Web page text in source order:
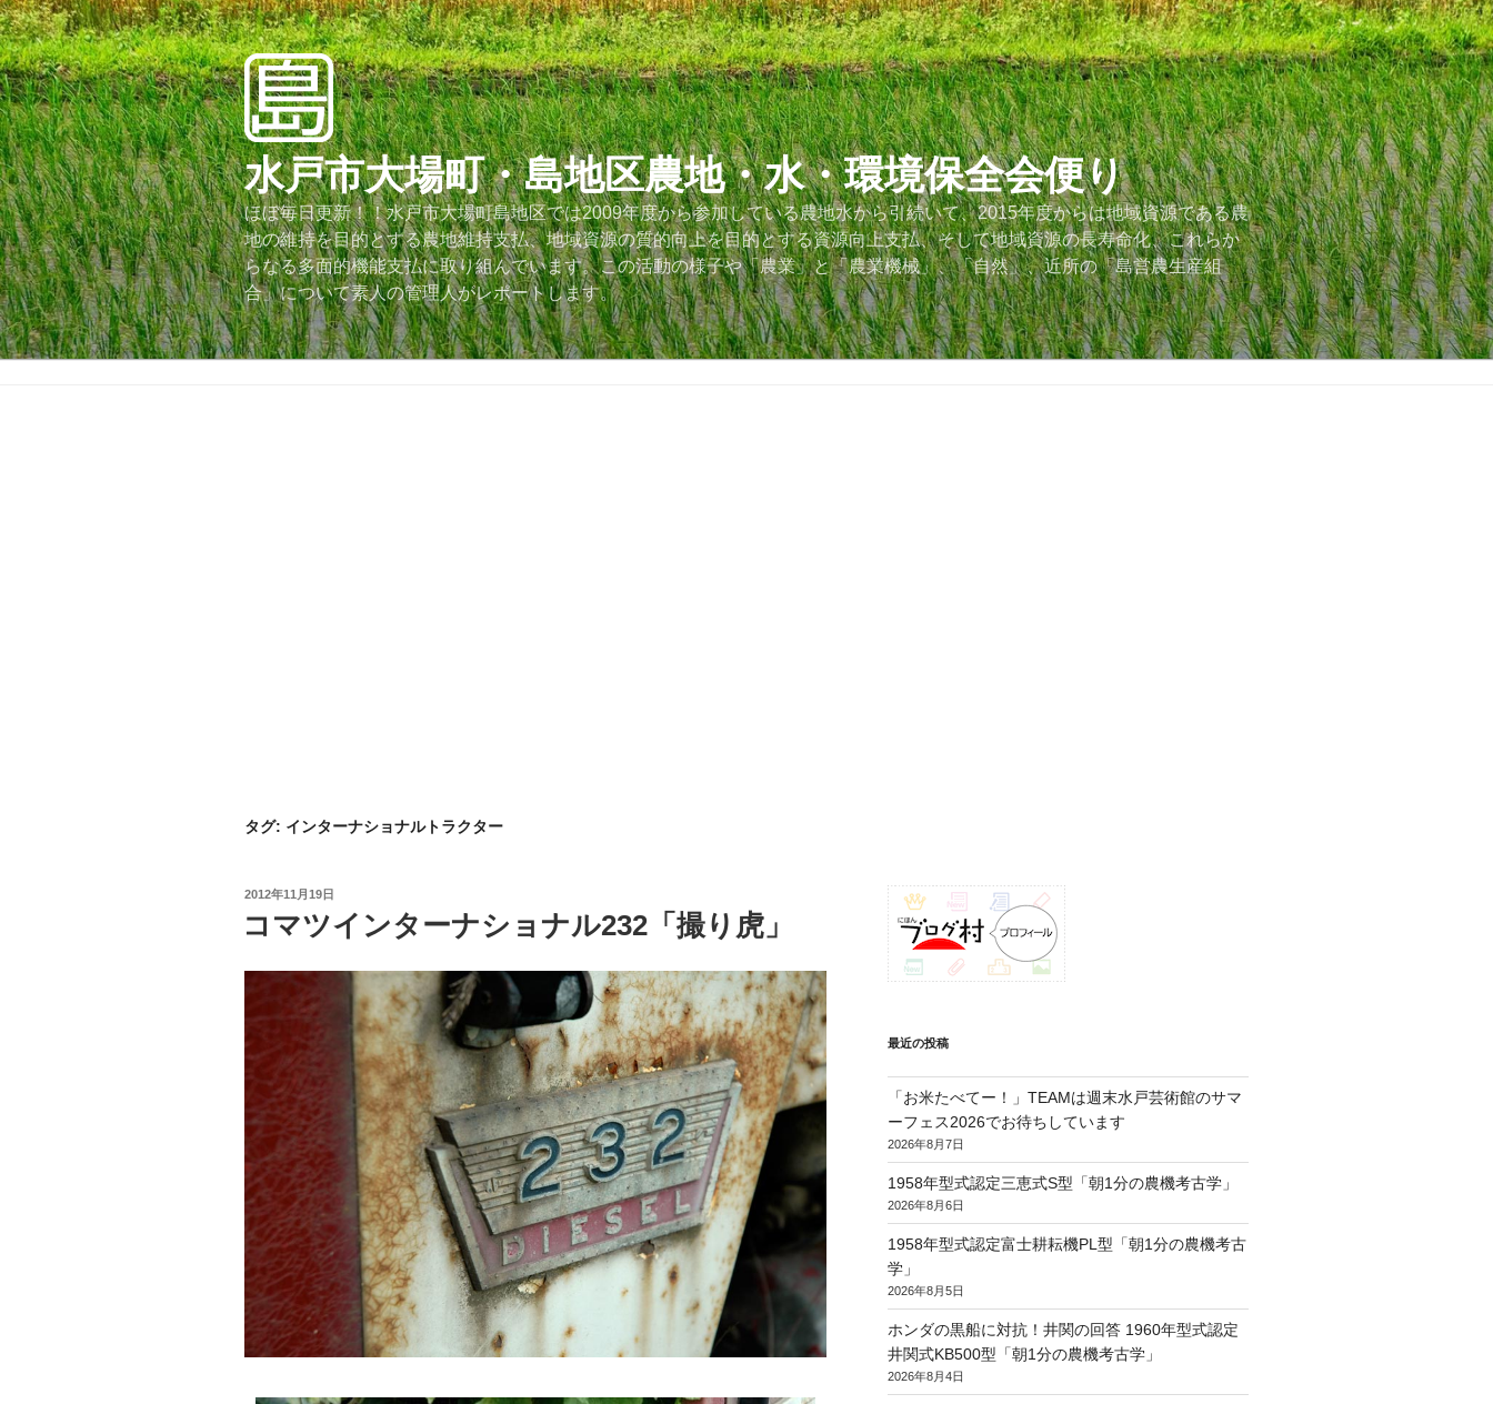
コ
ン
テ
ン
ツ
へ
ス
キ
ッ
プ
水戸市大場町・島地区農地・水・環境保全会便り
ほぼ毎日更新！！水戸市大場町島地区では2009年度から参加している農地水から引続いて、2015年度からは地域資源である農
地の維持を目的とする農地維持支払、地域資源の質的向上を目的とする資源向上支払、そして地域資源の長寿命化、これらか
らなる多面的機能支払に取り組んでいます。この活動の様子や「農業」と「農業機械」、「自然」、近所の「島営農生産組
合」について素人の管理人がレポートします。
タグ: インターナショナルトラクター
投
日:
2012年11月19日
コマツインターナショナル232「撮り虎」
最近の投稿
「お米たべてー！」TEAMは週末水戸芸術館のサマ
ーフェス2026でお待ちしています
2026年8月7日
1958年型式認定三恵式S型「朝1分の農機考古学」
2026年8月6日
1958年型式認定富士耕耘機PL型「朝1分の農機考古
学」
2026年8月5日
ホンダの黒船に対抗！井関の回答 1960年型式認定
井関式KB500型「朝1分の農機考古学」
2026年8月4日